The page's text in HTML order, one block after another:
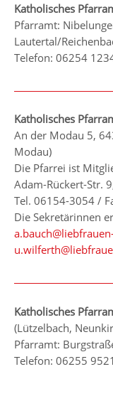
Katholisches
Pfarramt:
Lautertal/
Telefon: 06254
Katholisches
An der Modau 5,
Modau)
Die Pfarrei ist
Adam-Rückert-Str.
Tel. 06154-3054 /
Die Sekretärinnen
Katholisches
(Lützelbach,
Pfarramt:
Telefon: 06255